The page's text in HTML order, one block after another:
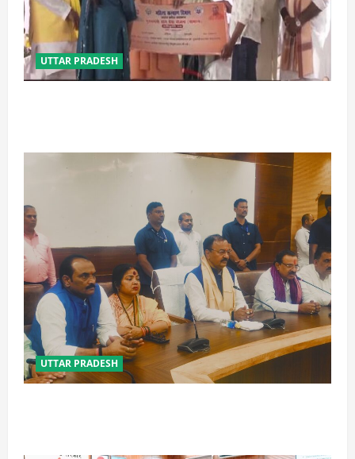
UTTAR PRADESH
UTTAR PRADESH